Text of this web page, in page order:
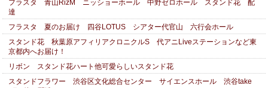
フラスタ 青山RizM ニッショーホール 中野ゼロホール スタンド花 配
達
フラスタ 夏のお届け 四谷LOTUS シアター代官山 六行会ホール
スタンド花 秋葉原アフィリアクロニクルS 代アニLiveステーションなど東
京都内へお届け！
リボン スタンド花ハート他可愛らしいスタンド花
スタンドフラワー 渋谷区文化総合センター サイエンスホール 渋谷take